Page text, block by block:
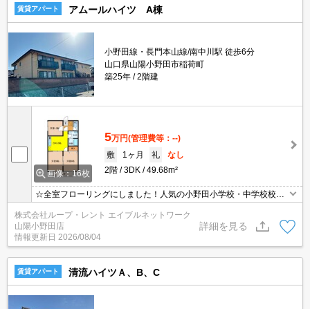
賃貸アパート アムールハイツ A棟
小野田線・長門本山線/南中川駅 徒歩6分
山口県山陽小野田市稲荷町
築25年
2階建
画像：16枚
5万円(管理費等：--)
敷
1ヶ月 礼
なし
2階
3DK 49.68m²
☆全室フローリングにしました！人気の小野田小学校・中学校校
区！駐車場2台無料（町内会費不要）です！都市ガスです！テレビ
モニターフォンつき！☆
株式会社ループ・レント エイブルネットワーク
山陽小野田店
情報更新日 2026/08/04
詳細を見る
賃貸アパート 清流ハイツＡ、B、C